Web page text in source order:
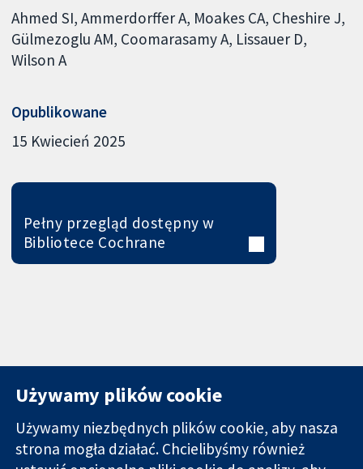
Ahmed SI Ammerdorffer A Moakes CA Cheshire J
Gülmezoglu AM Coomarasamy A Lissauer D
Wilson A
Opublikowane
15 Kwiecień 2025
Pełny przegląd dostępny w
Bibliotece Cochrane
11-13 Cavendish Kontakt
Używamy plików cookie
Używamy niezbędnych plików cookie, aby nasza
strona mogła działać. Chcielibyśmy również